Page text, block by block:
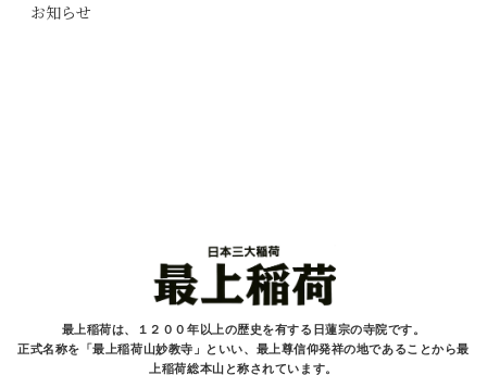
お知らせ
最上稲荷は、１２００年以上の歴史を有する 日蓮宗の寺院です。
正式名称を「最上稲荷山妙教寺」といい、最上尊信仰発祥の地であることから最
上稲荷総本山と称されています。